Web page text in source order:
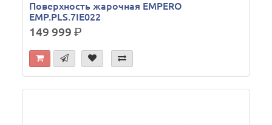
Поверхность жарочная EMPERO
EMP.PLS.7IE022
149 999р.